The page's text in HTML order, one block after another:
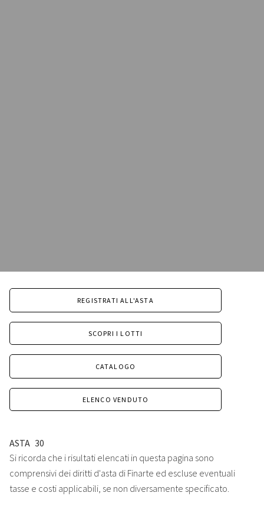
REGISTRATI ALL'ASTA
SCOPRI I LOTTI
CATALOGO
ELENCO VENDUTO
ASTA 30
Si ricorda che i risultati elencati in questa pagina sono
comprensivi dei diritti d'asta di Finarte ed escluse eventuali
tasse e costi applicabili, se non diversamente specificato.